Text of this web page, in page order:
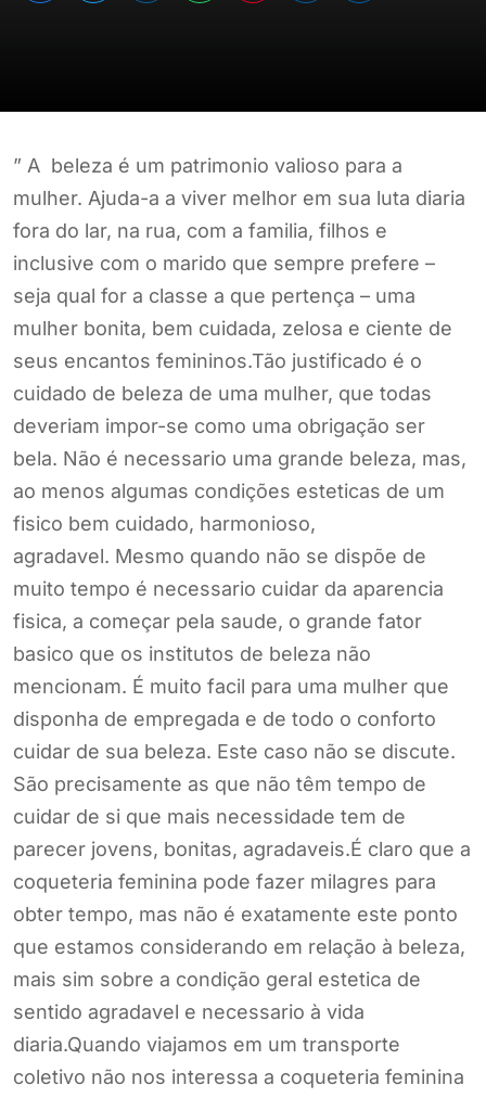
” A beleza é um patrimonio valioso para a
mulher. Ajuda-a a viver melhor em sua luta diaria
fora do lar, na rua, com a familia, filhos e
inclusive com o marido que sempre prefere –
seja qual for a classe a que pertença – uma
mulher bonita, bem cuidada, zelosa e ciente de
seus encantos femininos.Tão justificado é o
cuidado de beleza de uma mulher, que todas
deveriam impor-se como uma obrigação ser
bela. Não é necessario uma grande beleza, mas,
ao menos algumas condições esteticas de um
fisico bem cuidado, harmonioso,
agradavel. Mesmo quando não se dispõe de
muito tempo é necessario cuidar da aparencia
fisica, a começar pela saude, o grande fator
basico que os institutos de beleza não
mencionam. É muito facil para uma mulher que
disponha de empregada e de todo o conforto
cuidar de sua beleza. Este caso não se discute.
São precisamente as que não têm tempo de
cuidar de si que mais necessidade tem de
parecer jovens, bonitas, agradaveis.É claro que a
coqueteria feminina pode fazer milagres para
obter tempo, mas não é exatamente este ponto
que estamos considerando em relação à beleza,
mais sim sobre a condição geral estetica de
sentido agradavel e necessario à vida
diaria.Quando viajamos em um transporte
coletivo não nos interessa a coqueteria feminina